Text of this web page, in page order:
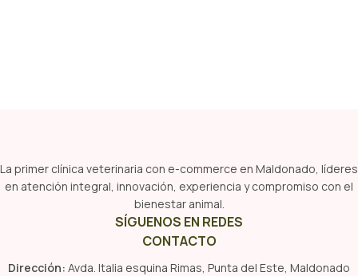
La primer clínica veterinaria con e-commerce en Maldonado, líderes
en atención integral, innovación, experiencia y compromiso con el
bienestar animal.
SÍGUENOS EN REDES
CONTACTO
Dirección: Avda. Italia esquina Rimas, Punta del Este, Maldonado